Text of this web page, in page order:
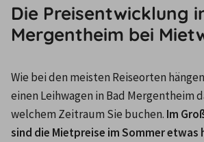
Die Preisentwicklung
Mergentheim bei
Wie bei den meisten Reiseorten
einen Leihwagen in Bad Mergentheim
welchem Zeitraum Sie buchen. Im
sind die Mietpreise im Sommer etwas